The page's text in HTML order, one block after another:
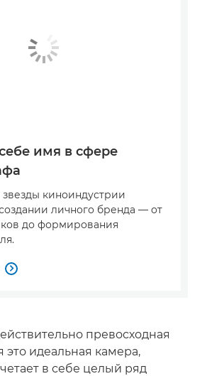
имя в сфере
киноиндустрии
личного бренда — от
до формирования

превосходная
идеальная камера,
в себе целый ряд